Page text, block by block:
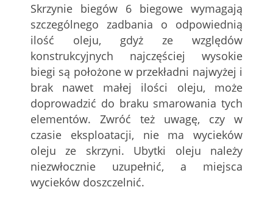
Skrzynie biegów 6 biegowe wymagają
szczególnego zadbania o odpowiednią
ilość oleju, gdyż ze względów
konstrukcyjnych najczęściej wysokie
biegi są położone w przekładni najwyżej i
brak nawet małej ilości oleju, może
doprowadzić do braku smarowania tych
elementów. Zwróć też uwagę, czy w
czasie eksploatacji, nie ma wycieków
oleju ze skrzyni. Ubytki oleju należy
niezwłocznie uzupełnić, a miejsca
wycieków doszczelnić.